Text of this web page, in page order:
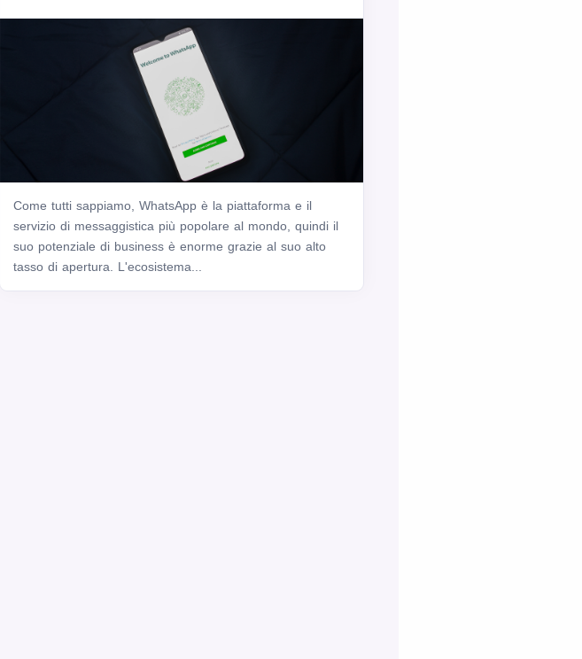
Come tutti sappiamo, WhatsApp è la piattaforma e il
servizio di messaggistica più popolare al mondo, quindi il
suo potenziale di business è enorme grazie al suo alto
tasso di apertura. L'ecosistema...